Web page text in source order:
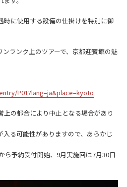
時に使用する設備の仕掛けを特別に御
ランク上のツアーで、京都迎賓館の魅
P01?lang=ja&place=kyoto
の都合により中止となる場合があり
る可能性がありますので、あらかじ
ら予約受付開始、9月実施回は7月30日